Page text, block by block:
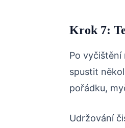
Krok 7:
Po vyčištění
spustit
pořádku,
Udržování